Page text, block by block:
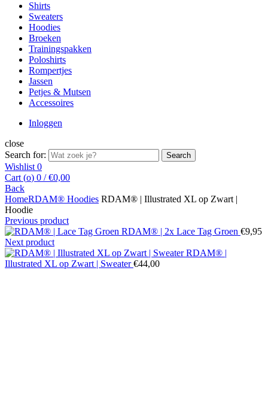
Shirts
Sweaters
Hoodies
Broeken
Trainingspakken
Poloshirts
Rompertjes
Jassen
Petjes & Mutsen
Accessoires
Inloggen
close
Search for:
Search
Wishlist 0
Cart (o) 0 / €0,00
Back
HomeRDAM® Hoodies RDAM® | Illustrated XL op Zwart |
Hoodie
Previous product
RDAM® | 2x Lace Tag Groen €9,95
Next product
RDAM® |
Illustrated XL op Zwart | Sweater€44,00